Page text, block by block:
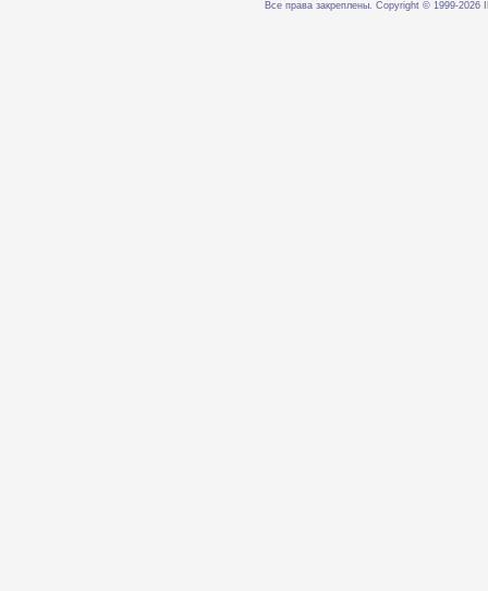
Все права закреплены. Copyright © 1999-